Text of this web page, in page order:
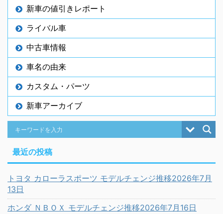
新車の値引きレポート
ライバル車
中古車情報
車名の由来
カスタム・パーツ
新車アーカイブ
最近の投稿
トヨタ カローラスポーツ モデルチェンジ推移2026年7月
13日
ホンダ ＮＢＯＸ モデルチェンジ推移2026年7月16日